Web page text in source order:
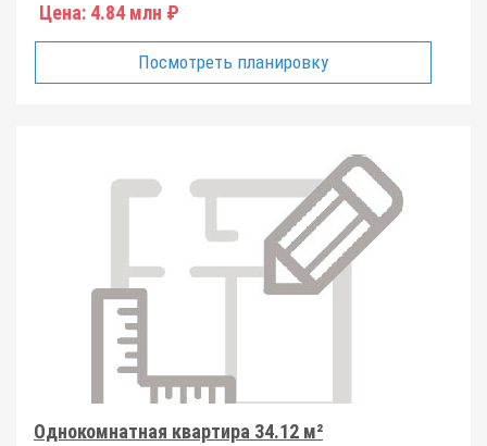
Цена: 4.84 млн ₽
Посмотреть планировку
Однокомнатная квартира 34.12 м²